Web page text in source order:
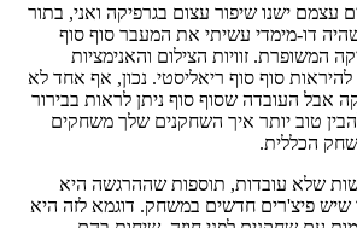
ישנו שיפור עצום בגרפיקה ואני, בתור
דו-מימדי עשיתי את המעבר סוף סוף
המשופרת. זוויות הצילום והאנימציות
סוף סוף ריאליסטי. נכון, אף אחד לא
אבל העובדה שסוף סוף ניתן לראות בבירור
טוב יותר איך השחקנים שלך משחקים
הכללית.
שלא עובדות, תוספות שההרגשה היא
שיש פיצ'רים חדשים במשחק. דוגמא לזה היא